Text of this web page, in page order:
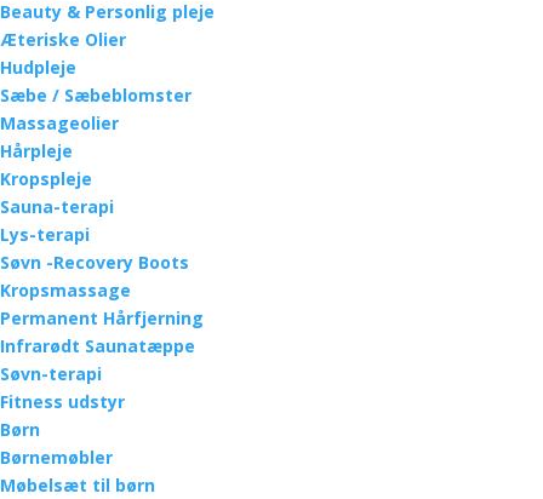
Beauty & Personlig pleje
Æteriske Olier
Hudpleje
Sæbe / Sæbeblomster
Massageolier
Hårpleje
Kropspleje
Sauna-terapi
Lys-terapi
Søvn -Recovery Boots
Kropsmassage
Permanent Hårfjerning
Infrarødt Saunatæppe
Søvn-terapi
Fitness udstyr
Børn
Børnemøbler
Møbelsæt til børn